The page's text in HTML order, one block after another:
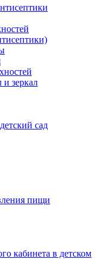
и зеркал
сад
пищи
кабинета в детском